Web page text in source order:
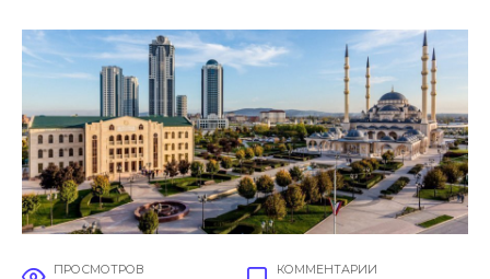
ПРОСМОТРОВ КОММЕНТАРИИ